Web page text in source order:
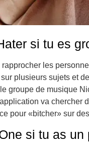
si tu es
rapprocher les
plusieurs sujets et
groupe de musique
va chercher
pour «bitcher» sur
si tu as un